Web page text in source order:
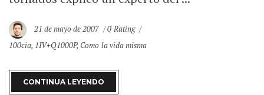
21 de mayo de 2007
0 Rating
100cia, 1IV+Q1000P, Como la vida misma
CONTINUA LEYENDO